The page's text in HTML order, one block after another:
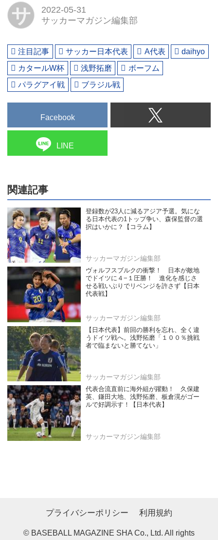
サ
2022-05-31
サッカーマガジン編集部
注目記事 サッカー日本代表 A代表
daihyo
カタールW杯
浅野拓磨
ボーフム
パラグアイ戦
ブラジル戦
Facebook
LINE
関連記事
登録数が23人に減るアジア予選。気にな
る日本代表の1トップ争い、森保監督の選
択はいかに？【コラム】
サッカーマガジン編集部
ヴォルフスブルクの衝撃！ 日本が敵地
でドイツに４−１圧勝！ 進化を感じさ
せる戦いぶりでリベンジを許さず【日本
代表戦】
サッカーマガジン編集部
【日本代表】前回の勝利を忘れ、全く違
うドイツ戦へ。浅野拓磨「１００％挑戦
者で臨まないと勝てない」
サッカーマガジン編集部
代表合流直前に海外組が躍動！ 久保建
英、鎌田大地、浅野拓磨、板倉滉がゴー
ルで好調示す！【日本代表】
サッカーマガジン編集部
プライバシーポリシー 利用規約
© BASEBALL MAGAZINE SHA Co., Ltd. All rights